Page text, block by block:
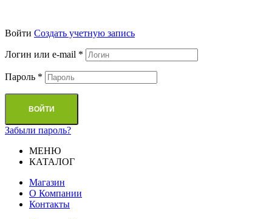
Войти Cоздать учетную запись
Логин или e-mail *
Пароль *
ВОЙТИ
Забыли пароль?
МЕНЮ
КАТАЛОГ
Магазин
О Компании
Контакты